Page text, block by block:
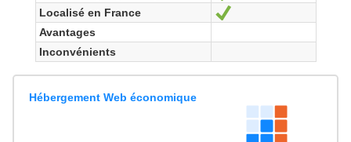
Localisé en France
Avantages
Inconvénients
Hébergement Web économique